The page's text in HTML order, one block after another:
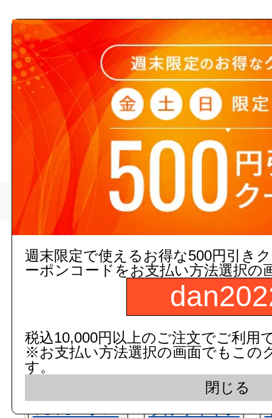
MARVEL
トップページ > MARVEL
現在の店舗受注状
TOTO レバ フルワイヤレ
週末限定で使えるお得な500円引き
ーポンコードをお支払い方法選択の
税込10,000円以上のご注文でご利用
※お支払い方法選択の画面でもこの
す。
閉じる